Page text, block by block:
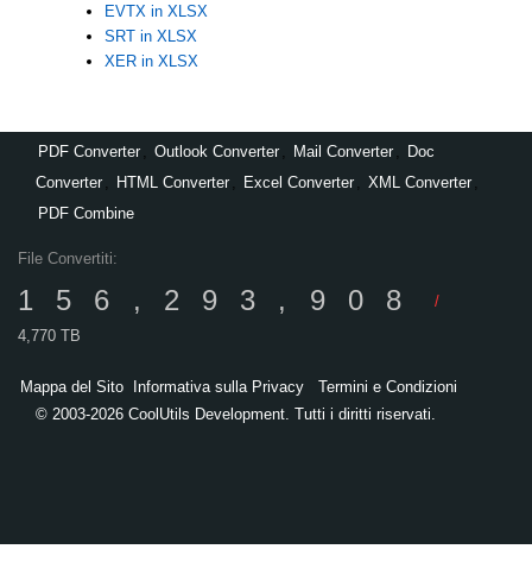
EVTX in XLSX
SRT in XLSX
XER in XLSX
PDF Converter Outlook Converter Mail Converter
Doc
Converter
HTML Converter Excel Converter XML Converter
PDF Combine
File Convertiti:
156,293,908
/
4,770 TB
Mappa del Sito Informativa sulla Privacy
Termini e Condizioni
© 2003-2026 CoolUtils Development. Tutti i diritti riservati.